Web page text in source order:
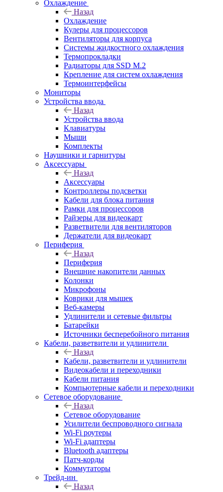
Охлаждение
Назад
Охлаждение
Кулеры для процессоров
Вентиляторы для корпуса
Системы жидкостного охлаждения
Термопрокладки
Радиаторы для SSD M.2
Крепление для систем охлаждения
Термоинтерфейсы
Мониторы
Устройства ввода
Назад
Устройства ввода
Клавиатуры
Мыши
Комплекты
Наушники и гарнитуры
Аксессуары
Назад
Аксессуары
Контроллеры подсветки
Кабели для блока питания
Рамки для процессоров
Райзеры для видеокарт
Разветвители для вентиляторов
Держатели для видеокарт
Периферия
Назад
Периферия
Внешние накопители данных
Колонки
Микрофоны
Коврики для мышек
Веб-камеры
Удлинители и сетевые фильтры
Батарейки
Источники бесперебойного питания
Кабели, разветвители и удлинители
Назад
Кабели, разветвители и удлинители
Видеокабели и переходники
Кабели питания
Компьютерные кабели и переходники
Сетевое оборудование
Назад
Сетевое оборудование
Усилители беспроводного сигнала
Wi-Fi роутеры
Wi-Fi адаптеры
Bluetooth адаптеры
Патч-корды
Коммутаторы
Трейд-ин
Назад